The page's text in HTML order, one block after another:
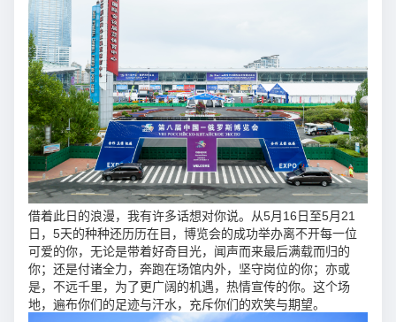
借着此日的浪漫，我有许多话想对你说。从5月16日至5月21
日，5天的种种还历历在目，博览会的成功举办离不开每一位
可爱的你，无论是带着好奇目光，闻声而来最后满载而归的
你；还是付诸全力，奔跑在场馆内外，坚守岗位的你；亦或
是，不远千里，为了更广阔的机遇，热情宣传的你。这个场
地，遍布你们的足迹与汗水，充斥你们的欢笑与期望。